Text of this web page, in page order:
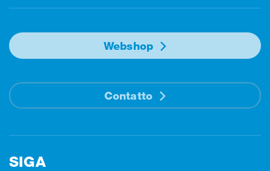
Webshop
Contatto
SIGA